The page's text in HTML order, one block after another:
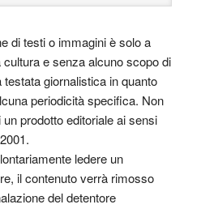
di testi o immagini è solo a
e senza alcuno scopo di
giornalistica in quanto
periodicità specifica. Non
prodotto editoriale ai sensi
ledere un
il contenuto verrà rimosso
del detentore